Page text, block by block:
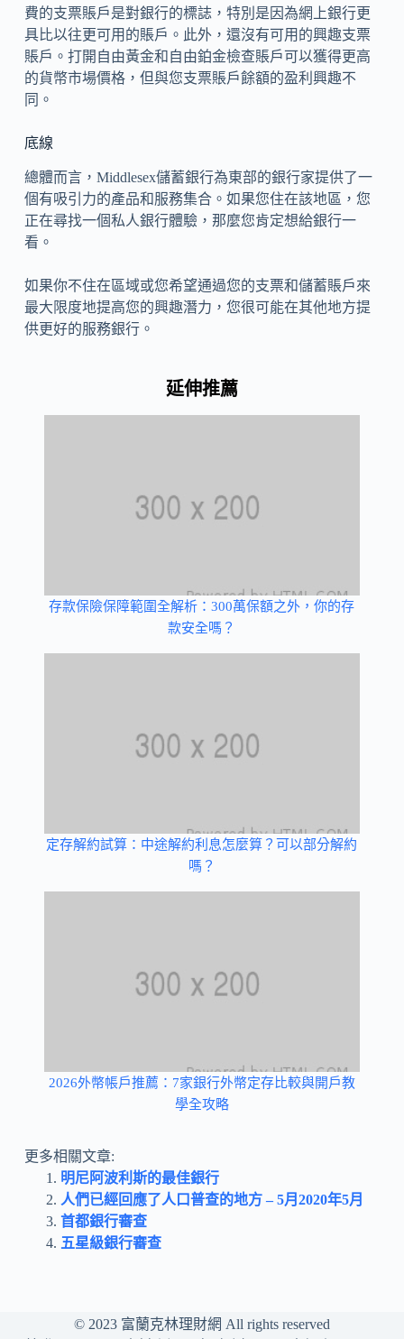
費的支票賬戶是對銀行的標誌，特別是因為網上銀行更
具比以往更可用的賬戶。此外，還沒有可用的興趣支票
賬戶。打開自由黃金和自由鉑金檢查賬戶可以獲得更高
的貨幣市場價格，但與您支票賬戶餘額的盈利興趣不
同。
底線
總體而言，Middlesex儲蓄銀行為東部的銀行家提供了一
個有吸引力的產品和服務集合。如果您住在該地區，您
正在尋找一個私人銀行體驗，那麼您肯定想給銀行一
看。
如果你不住在區域或您希望通過您的支票和儲蓄賬戶來
最大限度地提高您的興趣潛力，您很可能在其他地方提
供更好的服務銀行。
延伸推薦
存款保險保障範圍全解析：300萬保額之外，你的存
款安全嗎？
定存解約試算：中途解約利息怎麼算？可以部分解約
嗎？
2026外幣帳戶推薦：7家銀行外幣定存比較與開戶教
學全攻略
更多相關文章:
明尼阿波利斯的最佳銀行
人們已經回應了人口普查的地方 – 5月2020年5月
首都銀行審查
五星級銀行審查
© 2023 富蘭克林理財網 All rights reserved